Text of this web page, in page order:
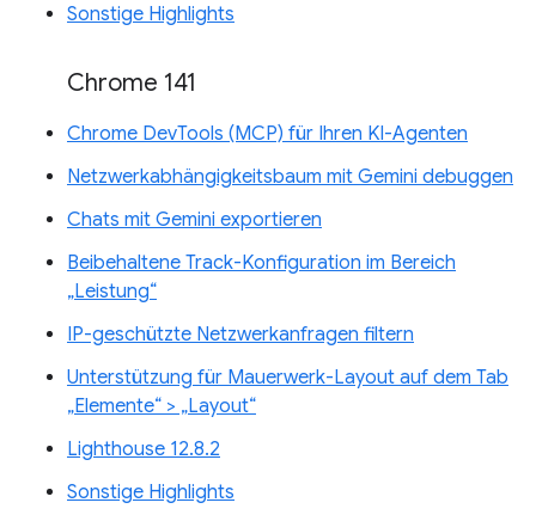
Sonstige Highlights
Chrome 141
Chrome DevTools (MCP) für Ihren KI-Agenten
Netzwerkabhängigkeitsbaum mit Gemini debuggen
Chats mit Gemini exportieren
Beibehaltene Track-Konfiguration im Bereich
„Leistung“
IP-geschützte Netzwerkanfragen filtern
Unterstützung für Mauerwerk-Layout auf dem Tab
„Elemente“ > „Layout“
Lighthouse 12.8.2
Sonstige Highlights